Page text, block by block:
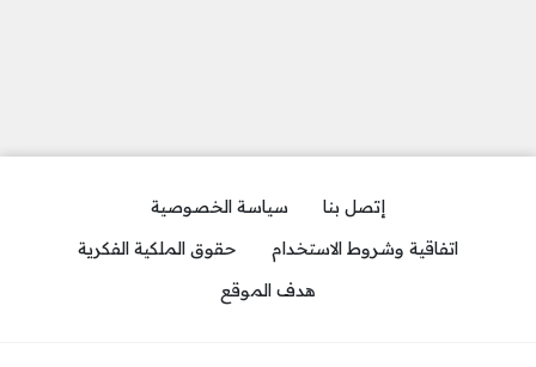
إتصل بنا
سياسة الخصوصية
اتفاقية وشروط الاستخدام
حقوق الملكية الفكرية
هدف الموقع